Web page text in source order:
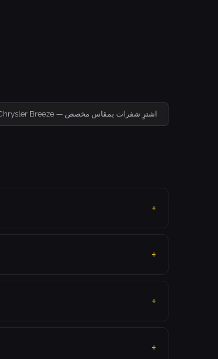
مساحات زجاج لسيارة Chrysler Breeze — اشترِ شفرات بمقاس مخصص